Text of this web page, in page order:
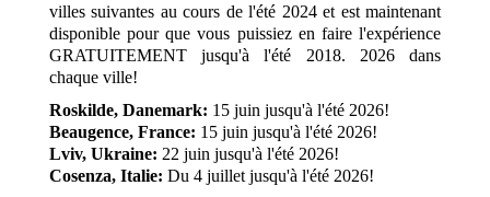
villes suivantes au cours de l'été 2024 et est maintenant
disponible pour que vous puissiez en faire l'expérience
GRATUITEMENT jusqu'à l'été 2018. 2026 dans
chaque ville!
Roskilde, Danemark: 15 juin jusqu'à l'été 2026!
Beaugence, France: 15 juin jusqu'à l'été 2026!
Lviv, Ukraine: 22 juin jusqu'à l'été 2026!
Cosenza, Italie: Du 4 juillet jusqu'à l'été 2026!